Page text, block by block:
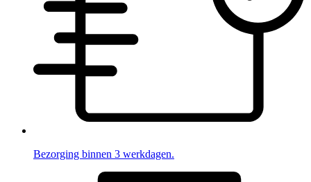
Bezorging binnen 3 werkdagen.